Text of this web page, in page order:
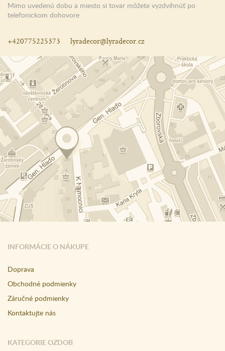
INFORMÁCIE O NÁKUPE
Doprava
Obchodné podmienky
Záručné podmienky
Kontaktujte nás
KATEGORIE OZDOB
Mimo uvedenú dobu a miesto si tovar môžete vyzdvihnúť po
telefonickom dohovore
+420775225373 lyradecor@lyradecor.cz